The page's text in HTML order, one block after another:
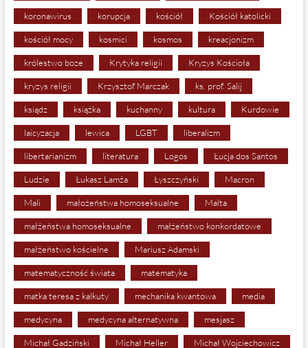
koronawirus korupcja kościół Kościół katolicki
kościół mocy kosmici kosmos kreacjonizm
królestwo boze Krytyka religii Kryzys Kościoła
kryzys religii Krzysztof Marczak ks. prof. Salij
ksiądz książka kuchanny kultura Kurdowie
laicyzacja lewica LGBT liberalizm
libertarianizm literatura Logos Łucja dos Santos
Ludzie Łukasz Lamża Łyszczyński Macron
Mali małożeństwa homoseksualne Malta
małżeństwa homoseksualne małżeństwo konkordatowe
małżeństwo kościelne Mariusz Adamski
matematyczność świata matematyka
matka teresa z kalkuty mechanika kwantowa media
medycyna medycyna alternatywna mesjasz
Michał Gadziński Michał Heller Michał Wojciechowicz